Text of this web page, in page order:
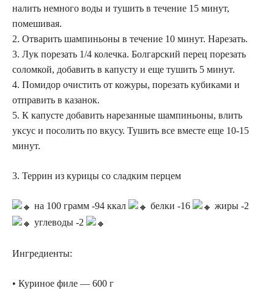
налить немного воды и тушить в течение 15 минут,
помешивая.
2. Отварить шампиньоны в течение 10 минут. Нарезать.
3. Лук порезать 1/4 колечка. Болгарский перец порезать
соломкой, добавить в капусту и еще тушить 5 минут.
4. Помидор очистить от кожуры, порезать кубиками и
отправить в казанок.
5. К капусте добавить нарезанные шампиньоны, влить
уксус и посолить по вкусу. Тушить все вместе еще 10-15
минут.
3. Террин из курицы со сладким перцем
на 100 грамм -94 ккал белки -16
жиры -2
углеводы -2
Ингредиенты:
• Куриное филе — 600 г